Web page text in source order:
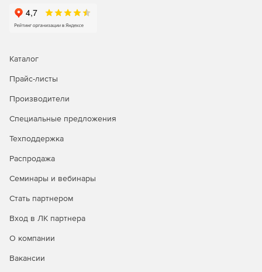
показатели эффективности
информационных панелей в реальном времени.
Каталог
Прайс-листы
Производители
Специальные предложения
Техподдержка
Распродажа
Семинары и вебинары
Стать партнером
Вход в ЛК партнера
О компании
Вакансии